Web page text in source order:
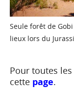
Seule forêt de Gobi
lieux lors du
Pour toutes
cette page.